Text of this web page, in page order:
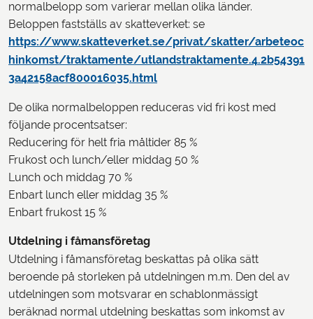
normalbelopp som varierar mellan olika länder.
Beloppen fastställs av skatteverket: se
https://www.skatteverket.se/privat/skatter/arbeteoc
hinkomst/traktamente/utlandstraktamente.4.2b54391
3a42158acf800016035.html
De olika normalbeloppen reduceras vid fri kost med
följande procentsatser:
Reducering för helt fria måltider 85 %
Frukost och lunch/eller middag 50 %
Lunch och middag 70 %
Enbart lunch eller middag 35 %
Enbart frukost 15 %
Utdelning i fåmansföretag
Utdelning i fåmansföretag beskattas på olika sätt
beroende på storleken på utdelningen m.m. Den del av
utdelningen som motsvarar en schablonmässigt
beräknad normal utdelning beskattas som inkomst av